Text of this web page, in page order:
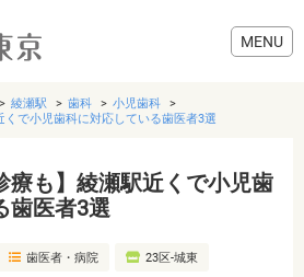
綾瀬駅 歯科
小児歯科
くで小児歯科に対応している歯医者3選
療も】綾瀬駅近くで小児歯
歯医者3選
歯医者・病院 23区-城東